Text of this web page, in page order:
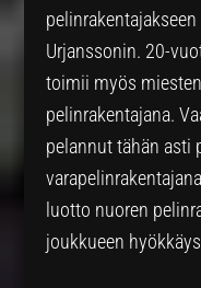
Urjanssonin. 20-
toimii myös
pelinrakentajana.
pelannut tähän asti
luotto nuoren
joukkueen